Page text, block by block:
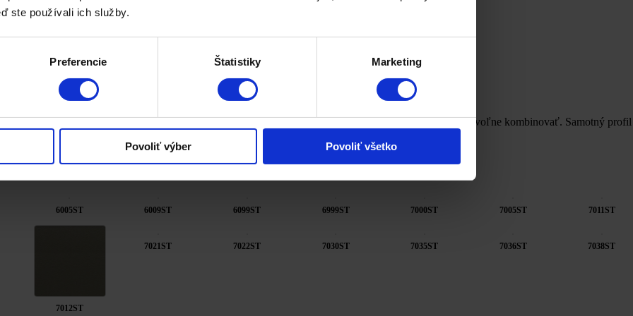
ste používali ich služby.
Preferencie Štatistiky Marketing
Povoliť výber Povoliť všetko
a drevených imitáciách. Na výber je 57 imitácií vybraných drevín alebo farieb, ktoré môžete ľubovoľne kombinovať. Samotný profil
Špecialitou je 4D laminovanie , ktoré dokonale imituje profil eurookna.
6005ST 6009ST 6099ST 6999ST 7000ST 7005ST 7011ST
7012ST
7021ST 7022ST 7030ST 7035ST 7036ST 7038ST